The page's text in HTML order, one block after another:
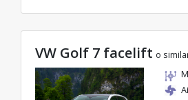
VW Golf 7 facelift o